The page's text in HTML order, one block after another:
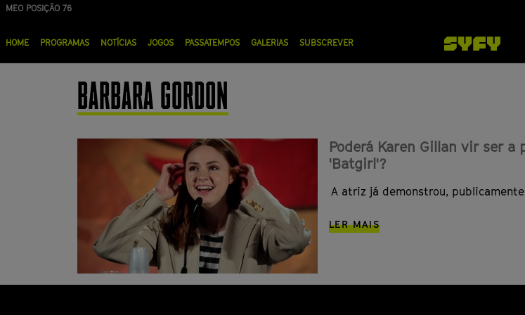
Passar
MEO POSIÇÃO 76
principal
HOME PROGRAMAS NOTÍCIAS JOGOS PASSATEMPOS GALERIAS SUBSCREVER
BARBARA GORDON
Poderá Karen Gillan vir ser a
'Batgirl'?
A atriz já demonstrou,
LER MAIS